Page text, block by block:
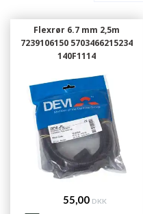
Flexrør 6.7 mm 2,5m
7239106150 5703466215234
140F1114
55,00 DKK